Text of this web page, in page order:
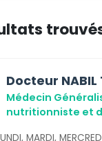
Docteur NABIL
Médecin
nutritionniste et
MARDI,